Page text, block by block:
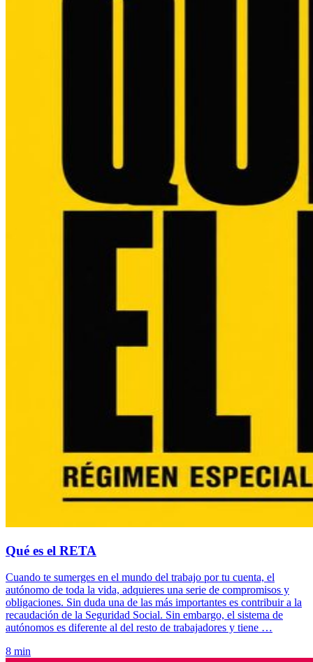
Qué es el RETA
Cuando te sumerges en el mundo del trabajo por tu cuenta, el
autónomo de toda la vida, adquieres una serie de compromisos y
obligaciones. Sin duda una de las más importantes es contribuir a la
recaudación de la Seguridad Social. Sin embargo, el sistema de
autónomos es diferente al del resto de trabajadores y tiene …
8 min